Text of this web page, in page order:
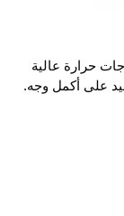
حرارة عالية
على أكمل وجه.